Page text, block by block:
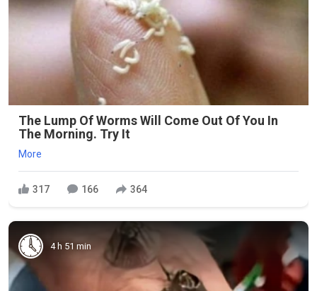
The Lump Of Worms Will Come Out Of You In
The Morning. Try It
More
317 166 364
4 h 51 min